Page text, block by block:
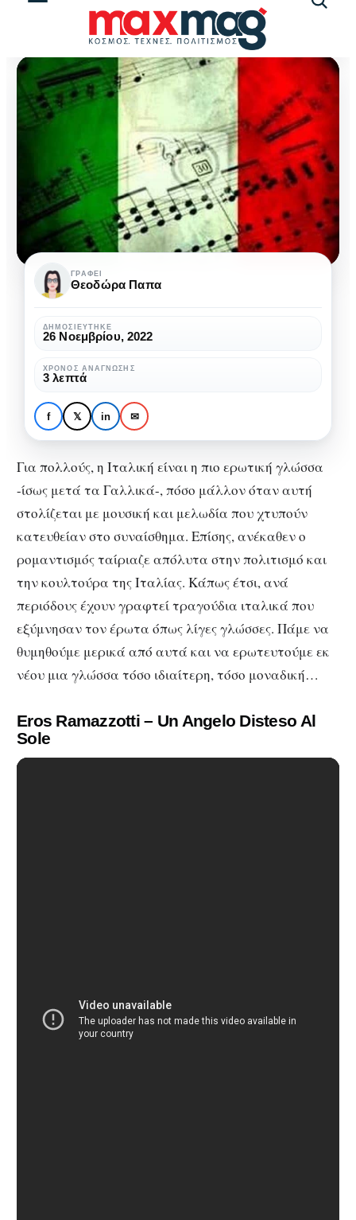
4+1 από τα πιο ερωτικά
ιταλικά τραγούδια
4+1
από
πιο
ερωτικά
ιταλικά
τραγούδια
ΓΡΆΦΕΙ
Θεοδώρα Παπα
ΔΗΜΟΣΙΕΎΤΗΚΕ
26 Νοεμβρίου, 2022
ΧΡΌΝΟΣ ΑΝΆΓΝΩΣΗΣ
3 λεπτά
f 𝕏 in ✉
Για πολλούς, η Ιταλική είναι η πιο ερωτική γλώσσα
-ίσως μετά τα Γαλλικά-, πόσο μάλλον όταν αυτή
στολίζεται με μουσική και μελωδία που χτυπούν
κατευθείαν στο συναίσθημα. Επίσης, ανέκαθεν ο
ρομαντισμός ταίριαζε απόλυτα στην πολιτισμό και
την κουλτούρα της Ιταλίας. Κάπως έτσι, ανά
περιόδους έχουν γραφτεί τραγούδια ιταλικά που
εξύμνησαν τον έρωτα όπως λίγες γλώσσες. Πάμε να
θυμηθούμε μερικά από αυτά και να ερωτευτούμε εκ
νέου μια γλώσσα τόσο ιδιαίτερη, τόσο μοναδική…
Eros Ramazzotti – Un Angelo Disteso Al
Sole